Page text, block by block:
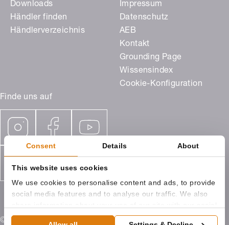
Consent Details About
This website uses cookies
We use cookies to personalise content and ads, to provide
social media features and to analyse our traffic. We also
media, advertising and analytics partners who may
Finde uns auf
Downloads
Händler finden
Händlerverzeichnis
Impressum
Datenschutz
AEB
Kontakt
Grounding Page
Wissensindex
Cookie-Konfiguration
© 2026 ROMA KG Ostpreußenstraße 9 89331 Burgau